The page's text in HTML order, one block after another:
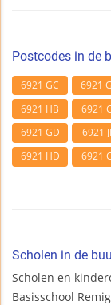
Postcodes in de
6921 GC 6921
6921 HB
6921
6921 GD
6921
6921 HD
6921
Scholen in de
Scholen en
Basisschool